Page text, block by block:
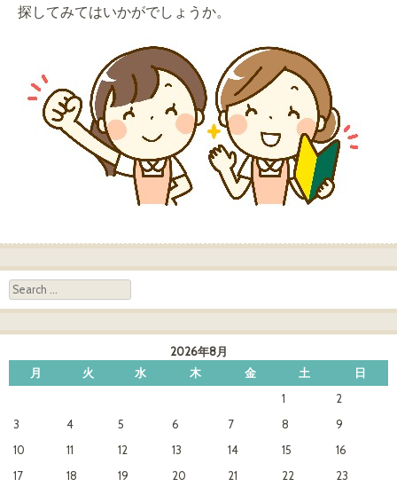
探してみてはいかがでしょうか。
Search
2026年8月
月
火 水 木 金 土
日
1
2
3
4 5 6 7 8
9
10
11 12 13 14 15
16
17
18 19 20 21 22
23